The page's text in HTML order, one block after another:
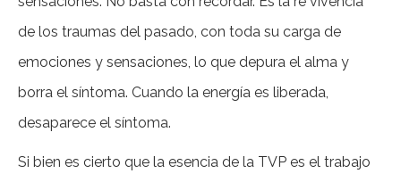
de los traumas del pasado, con toda su carga de
emociones y sensaciones, lo que depura el alma y
borra el síntoma. Cuando la energía es liberada,
desaparece el síntoma.
Si bien es cierto que la esencia de la TVP es el trabajo